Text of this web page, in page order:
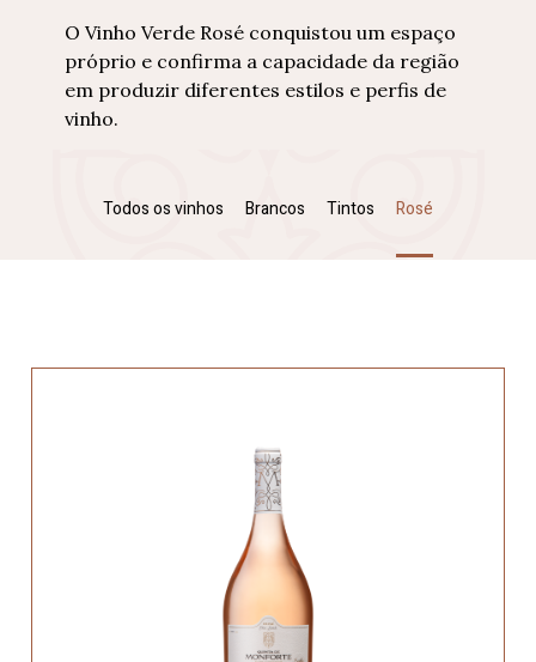
O Vinho Verde Rosé conquistou um espaço
próprio e confirma a capacidade da região
em produzir diferentes estilos e perfis de
vinho.
Todos os vinhos Brancos Tintos Rosé